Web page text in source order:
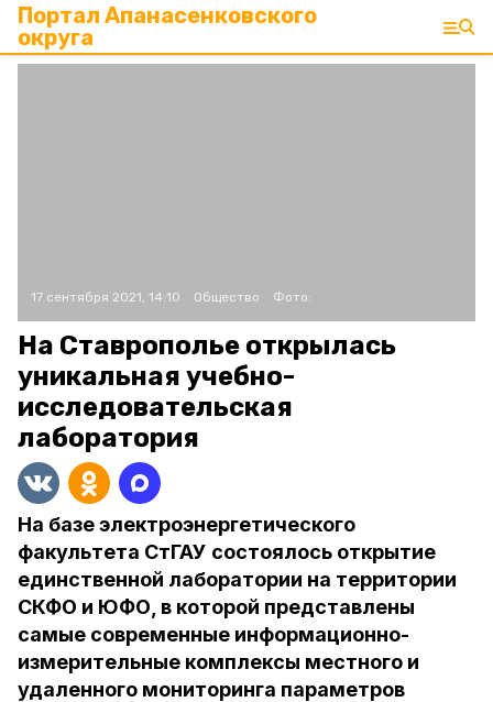
Портал Апанасенковского
округа
17 сентября 2021, 14:10 Общество Фото:
На Ставрополье открылась
уникальная учебно-
исследовательская
лаборатория
На базе электроэнергетического
факультета СтГАУ состоялось открытие
единственной лаборатории на территории
СКФО и ЮФО, в которой представлены
самые современные информационно-
измерительные комплексы местного и
удаленного мониторинга параметров